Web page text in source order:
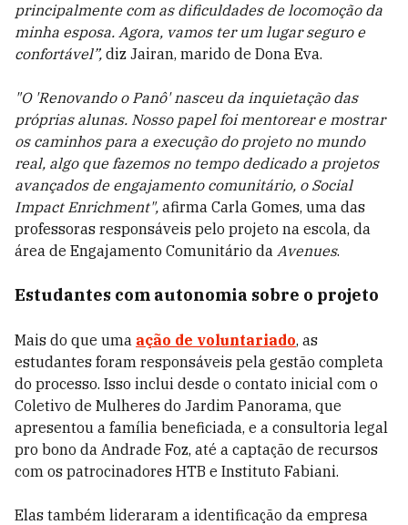
principalmente com as dificuldades de locomoção da
minha esposa. Agora, vamos ter um lugar seguro e
confortável”, diz Jairan, marido de Dona Eva.
"O 'Renovando o Panô' nasceu da inquietação das
próprias alunas. Nosso papel foi mentorear e mostrar
os caminhos para a execução do projeto no mundo
real, algo que fazemos no tempo dedicado a projetos
avançados de engajamento comunitário, o Social
Impact Enrichment", afirma Carla Gomes, uma das
professoras responsáveis pelo projeto na escola, da
área de Engajamento Comunitário da Avenues.
Estudantes com autonomia sobre o projeto
Mais do que uma ação de voluntariado, as
estudantes foram responsáveis pela gestão completa
do processo. Isso inclui desde o contato inicial com o
Coletivo de Mulheres do Jardim Panorama, que
apresentou a família beneficiada, e a consultoria legal
pro bono da Andrade Foz, até a captação de recursos
com os patrocinadores HTB e Instituto Fabiani.
Elas também lideraram a identificação da empresa